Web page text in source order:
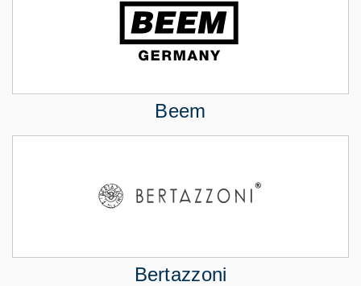
Beem
Bertazzoni